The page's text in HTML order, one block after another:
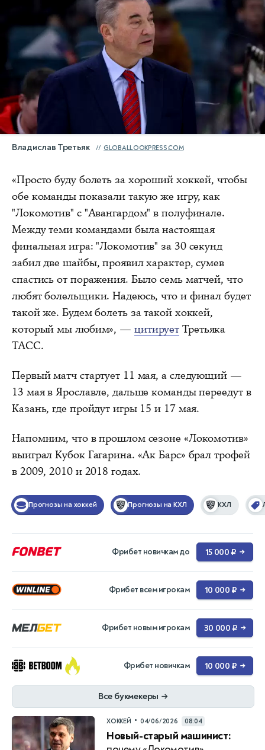
Владислав Третьяк GLOBALLOOKPRESS.COM
«Просто буду болеть за хороший хоккей, чтобы
обе команды показали такую же игру, как
"Локомотив" с "Авангардом" в полуфинале.
Между теми командами была настоящая
финальная игра: "Локомотив" за 30 секунд
забил две шайбы, проявил характер, сумев
спастись от поражения. Было семь матчей, что
любят болельщики. Надеюсь, что и финал будет
такой же. Будем болеть за такой хоккей,
который мы любим», — цитирует Третьяка
ТАСС.
Первый матч стартует 11 мая, а следующий —
13 мая в Ярославле, дальше команды переедут в
Казань, где пройдут игры 15 и 17 мая.
Напомним, что в прошлом сезоне «Локомотив»
выиграл Кубок Гагарина. «Ак Барс» брал трофей
в 2009, 2010 и 2018 годах.
Прогнозы на хоккей Прогнозы на КХЛ КХЛ
Фрибет новичкам до 15 000 ₽ →
Фрибет всем игрокам 10 000 ₽ →
Фрибет новым игрокам 30 000 ₽ →
Фрибет новичкам 10 000 ₽ →
Все букмекеры →
ХОККЕЙ • 04/06/2026 08:04
Новый-старый машинист: